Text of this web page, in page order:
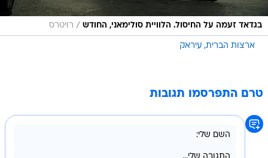
בגדאד זעמה על החיסול. הלוויית סולימאני, החודש / רויטרס
ארצות הברית עיראק
טרם התפרסמו תגובות